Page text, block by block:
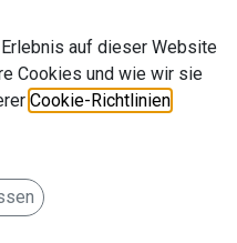
51 auf dieser Website
Cookies und wie wir sie
Cookie-Richtlinien